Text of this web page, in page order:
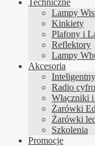
Techniczne
Lampy
Kinkiety
Plafony i
Reflektory
Lampy
Akcesoria
Radio
Włączniki
Żarówki
Żarówki
Szkolenia
Promocje